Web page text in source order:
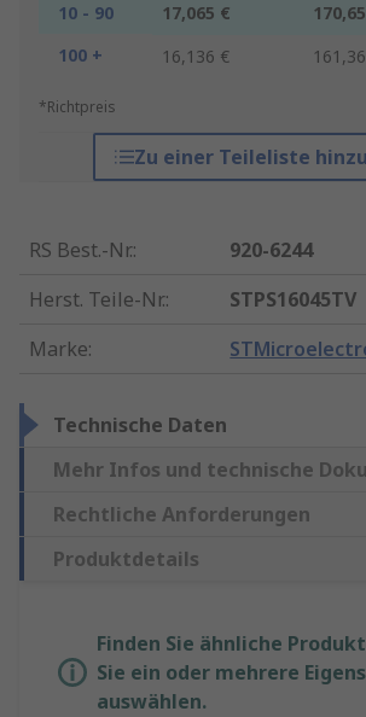
10 - 90 17,065 €
100 +
16,136 €
*Richtpreis
Zu einer Teileliste
RS Best.-Nr.:
920-6244
Herst. Teile-Nr.:
STPS16045TV
Marke:
Technische Daten
Mehr Infos und technische
Rechtliche Anforderungen
Produktdetails
Finden Sie ähnliche
Sie ein oder mehrere
auswählen.